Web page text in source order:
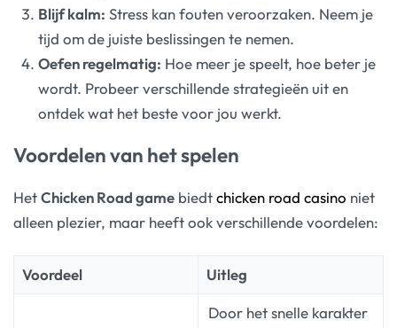
Blijf kalm: Stress kan fouten veroorzaken. Neem je
tijd om de juiste beslissingen te nemen.
Oefen regelmatig: Hoe meer je speelt, hoe beter je
wordt. Probeer verschillende strategieën uit en
ontdek wat het beste voor jou werkt.
Voordelen van het spelen
HetChicken Road game biedtchicken road casino niet
alleen plezier, maar heeft ook verschillende voordelen:
Voordeel Uitleg
Door het snelle karakter